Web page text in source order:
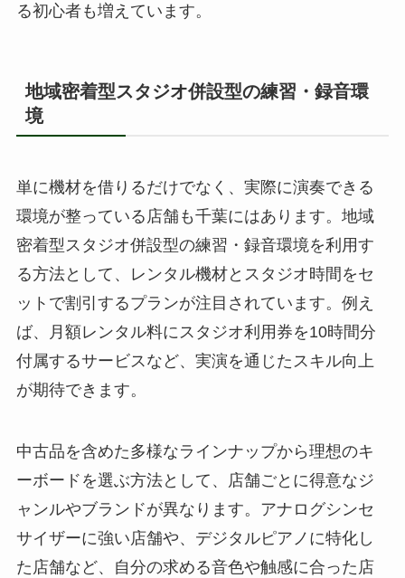
る初心者も増えています。
地域密着型スタジオ併設型の練習・録音環
境
単に機材を借りるだけでなく、実際に演奏できる
環境が整っている店舗も千葉にはあります。地域
密着型スタジオ併設型の練習・録音環境を利用す
る方法として、レンタル機材とスタジオ時間をセ
ットで割引するプランが注目されています。例え
ば、月額レンタル料にスタジオ利用券を10時間分
付属するサービスなど、実演を通じたスキル向上
が期待できます。
中古品を含めた多様なラインナップから理想のキ
ーボードを選ぶ方法として、店舗ごとに得意なジ
ャンルやブランドが異なります。アナログシンセ
サイザーに強い店舗や、デジタルピアノに特化し
た店舗など、自分の求める音色や触感に合った店